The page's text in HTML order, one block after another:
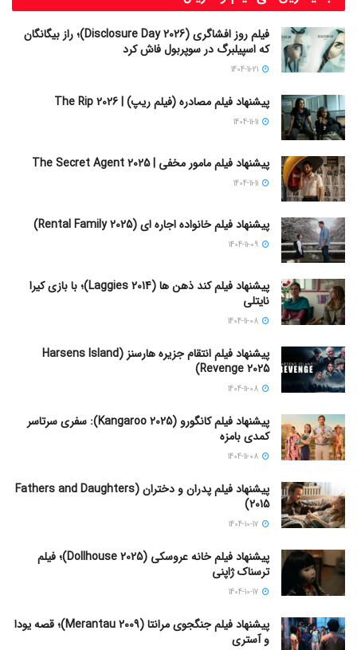
فیلم روز افشاگری (Disclosure Day 2026)؛ راز بیگانگان
که اسپیلبرگ در سوپربول فاش کرد
پیشنهاد فیلم مصادره (فیلم ریپ) | The Rip 2026
پیشنهاد فیلم مامور مخفی | The Secret Agent 2025
پیشنهاد فیلم خانواده اجاره‌ ای (Rental Family 2025)
پیشنهاد فیلم کند ذهن ها (Laggies 2014)؛ با بازی کیرا
نایتلی
پیشنهاد فیلم انتقام جزیره هارسنز (Harsens Island
Revenge 2025)
پیشنهاد فیلم کانگورو (Kangaroo 2025): سفری سرتاسر
کمدی بامزه
پیشنهاد فیلم پدران و دختران (Fathers and Daughters
2015)
پیشنهاد فیلم خانه عروسکی (Dollhouse 2025)؛ فیلم
ترسناک ژاپنی
پیشنهاد فیلم جنگجوی مرانتا (Merantau 2009)؛ قصه یودا
و آستری